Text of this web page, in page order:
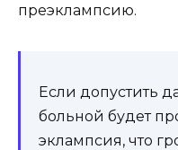
преэклампсию.
Если допустить
больной будет
эклампсия, что